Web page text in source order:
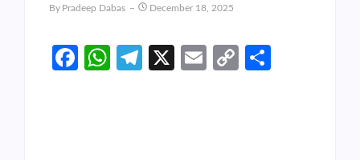
By Pradeep Dabas December 18, 2025
Facebook
WhatsApp
Telegram
X EmailCopy